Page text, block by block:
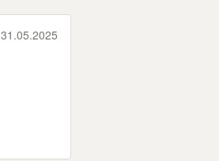
31.05.2025